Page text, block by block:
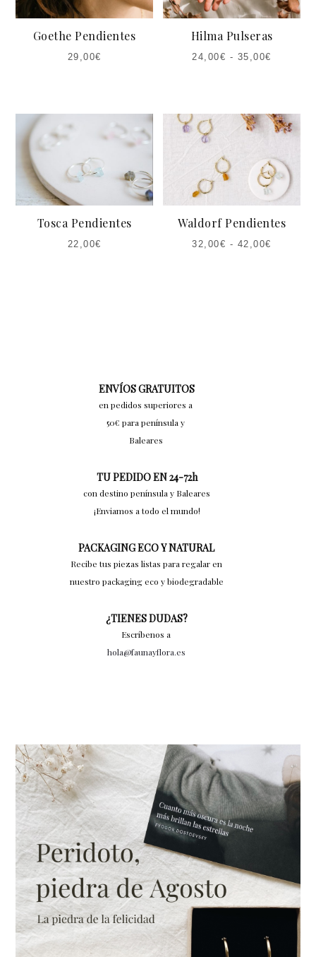
Goethe Pendientes
29,00€
Hilma Pulseras
24,00€ - 35,00€
Tosca Pendientes
22,00€
Waldorf Pendientes
32,00€ - 42,00€
ENVÍOS GRATUITOS
en pedidos superiores a
50€ para península y
Baleares
TU PEDIDO EN 24-72h
con destino península y Baleares
¡Enviamos a todo el mundo!
PACKAGING ECO Y NATURAL
Recibe tus piezas listas para regalar en
nuestro packaging eco y biodegradable
¿TIENES DUDAS?
Escríbenos a
hola@faunayflora.es